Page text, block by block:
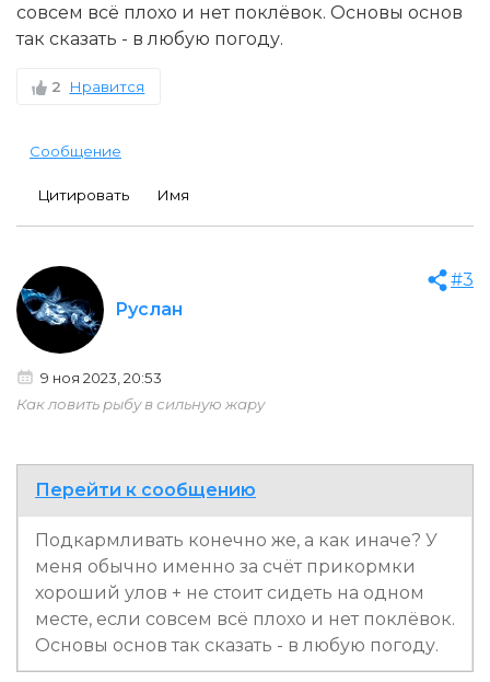
совсем всё плохо и нет поклёвок. Основы основ
так сказать - в любую погоду.
2 Нравится
Сообщение
Цитировать Имя
Руслан
#3
9 ноя 2023, 20:53
Как ловить рыбу в сильную жару
Перейти к сообщению
Подкармливать конечно же, а как иначе? У
меня обычно именно за счёт прикормки
хороший улов + не стоит сидеть на одном
месте, если совсем всё плохо и нет поклёвок.
Основы основ так сказать - в любую погоду.